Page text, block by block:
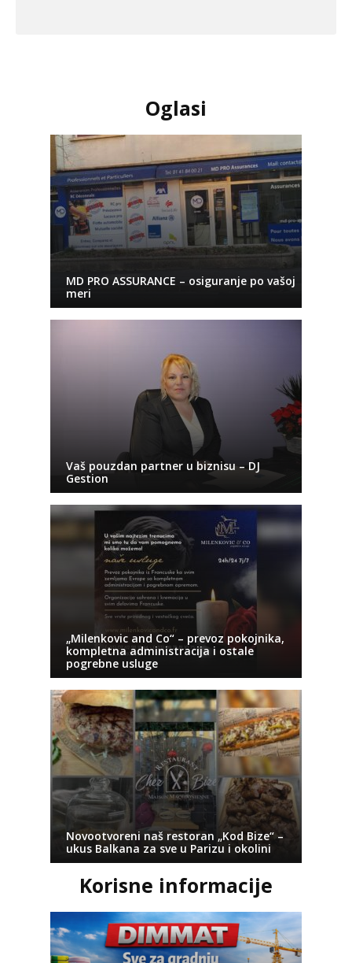
Oglasi
MD PRO ASSURANCE – osiguranje po vašoj
meri
Vaš pouzdan partner u biznisu – DJ
Gestion
„Milenkovic and Co“ – prevoz pokojnika,
kompletna administracija i ostale
pogrebne usluge
Novootvoreni naš restoran „Kod Bize“ –
ukus Balkana za sve u Parizu i okolini
Korisne informacije